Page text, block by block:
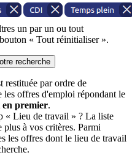
un par un ou tout
« Tout réinitialiser ».
recherche
restituée par ordre de
les offres d'emploi répondant le
en premier.
« Lieu de travail » ? La liste
plus à vos critères. Parmi
les offres dont le lieu de travail